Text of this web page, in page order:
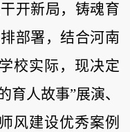
开新局，铸魂育
部署，结合河南
校实际，现决定
育人故事”展演、
风建设优秀案例